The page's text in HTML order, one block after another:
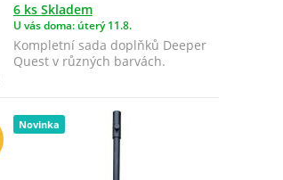
6 ks Skladem
U vás doma: úterý 11.8.
Kompletní sada doplňků Deeper
Quest v různých barvách.
Novinka